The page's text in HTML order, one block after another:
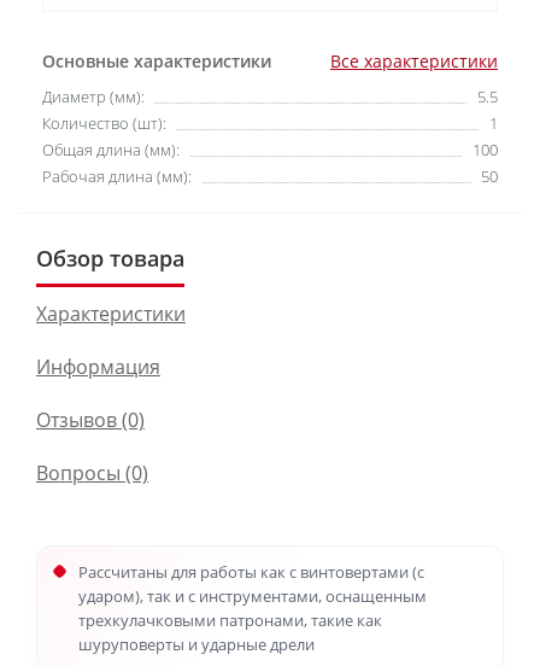
Основные характеристики Все характеристики
Диаметр (мм):
5.5
Количество (шт):
1
Общая длина (мм):
100
Рабочая длина (мм):
50
Обзор товара
Характеристики
Информация
Отзывов (0)
Вопросы (0)
Рассчитаны для работы как с винтовертами (с
ударом), так и с инструментами, оснащенным
трехкулачковыми патронами, такие как
шуруповерты и ударные дрели